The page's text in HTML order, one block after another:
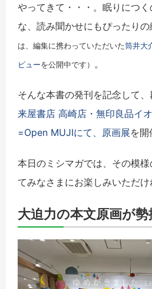
やってきて・・・。眠りにつ
な、読み聞かせにもぴったり
は、編集に携わっていただいた筒井大
ビューを公開中です） 。
そんな本書の発刊を記念して
来屋書店 ⾼崎店・無印良品イ
=Open MUJIにて、原画展を開
本日のミシマガでは、その模
てみなさまにお楽しみいただけ
大迫力の本文原画が勢